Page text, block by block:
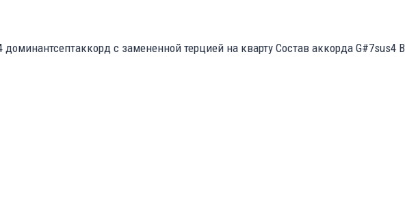
с замененной терцией на кварту Состав аккорда